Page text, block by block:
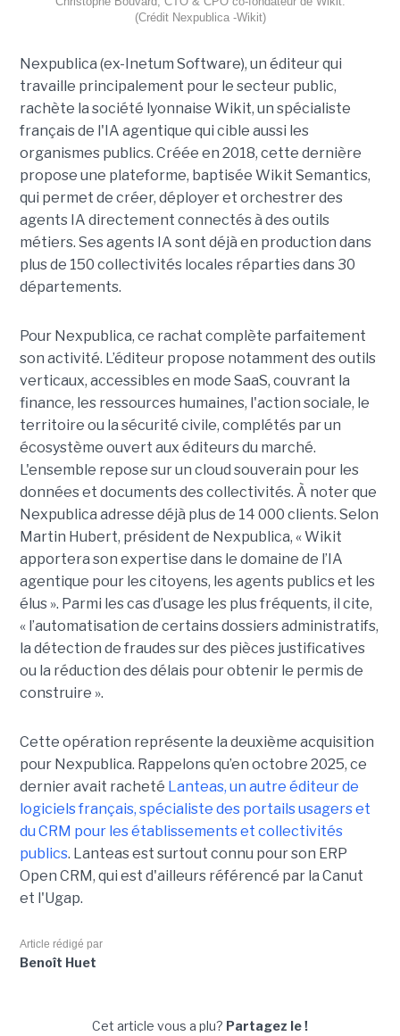
(Crédit Nexpublica -Wikit)
Nexpublica (ex-Inetum Software), un éditeur qui
travaille principalement pour le secteur public,
rachète la société lyonnaise Wikit, un spécialiste
français de l'IA agentique qui cible aussi les
organismes publics. Créée en 2018, cette dernière
propose une plateforme, baptisée Wikit Semantics,
qui permet de créer, déployer et orchestrer des
agents IA directement connectés à des outils
métiers. Ses agents IA sont déjà en production dans
plus de 150 collectivités locales réparties dans 30
départements.
Pour Nexpublica, ce rachat complète parfaitement
son activité. L’éditeur propose notamment des outils
verticaux, accessibles en mode SaaS, couvrant la
finance, les ressources humaines, l'action sociale, le
territoire ou la sécurité civile, complétés par un
écosystème ouvert aux éditeurs du marché.
L'ensemble repose sur un cloud souverain pour les
données et documents des collectivités. À noter que
Nexpublica adresse déjà plus de 14 000 clients. Selon
Martin Hubert, président de Nexpublica, « Wikit
apportera son expertise dans le domaine de l’IA
agentique pour les citoyens, les agents publics et les
élus ». Parmi les cas d’usage les plus fréquents, il cite,
« l’automatisation de certains dossiers administratifs,
la détection de fraudes sur des pièces justificatives
ou la réduction des délais pour obtenir le permis de
construire ».
Cette opération représente la deuxième acquisition
pour Nexpublica. Rappelons qu’en octobre 2025, ce
dernier avait racheté Lanteas, un autre éditeur de
logiciels français, spécialiste des portails usagers et
du CRM pour les établissements et collectivités
publics. Lanteas est surtout connu pour son ERP
Open CRM, qui est d'ailleurs référencé par la Canut
et l'Ugap.
Article rédigé par
Benoît Huet
Cet article vous a plu? Partagez le !